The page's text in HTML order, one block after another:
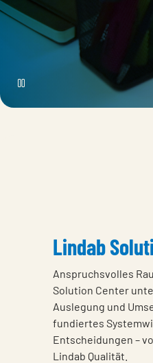
Lindab
Anspruchsvolles
Solution Center
Auslegung und
fundiertes
Entscheidungen –
Lindab Qualität.